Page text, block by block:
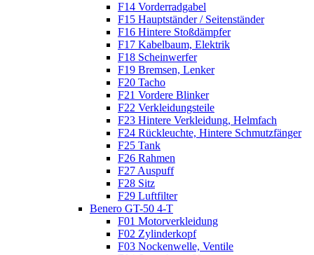
F14 Vorderradgabel
F15 Hauptständer / Seitenständer
F16 Hintere Stoßdämpfer
F17 Kabelbaum, Elektrik
F18 Scheinwerfer
F19 Bremsen, Lenker
F20 Tacho
F21 Vordere Blinker
F22 Verkleidungsteile
F23 Hintere Verkleidung, Helmfach
F24 Rückleuchte, Hintere Schmutzfänger
F25 Tank
F26 Rahmen
F27 Auspuff
F28 Sitz
F29 Luftfilter
Benero GT-50 4-T
F01 Motorverkleidung
F02 Zylinderkopf
F03 Nockenwelle, Ventile